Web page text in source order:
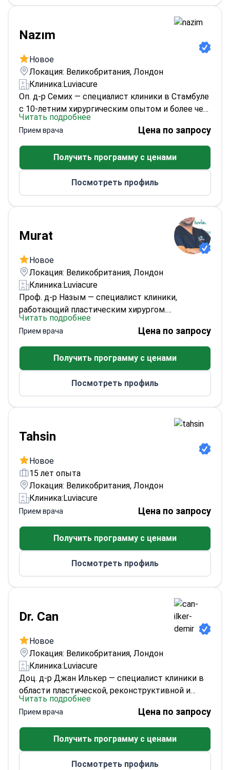
Nazım
Новое
Локация: Великобритания, Лондон
Клиника:Luviacure
Оп. д-р Семих — специалист клиники в Стамбуле
с 10-летним хирургическим опытом и более чем
9000 процедур, указанными в его профиле. Его
образование включает Университет Болу Абант
Иззет Байсал (бакалавр медицины 2005–2011,
докторская степень по общей хирургии 2012–
2017) и специализацию по эстетической и
пластической хирургии (2017–2020). Клиника
также отмечает его членство в турецких
обществах пластической и эстетической
Читать подробнее
Прием врача Цена по запросу
Получить программу с ценами
Посмотреть профиль
Murat
Новое
Локация: Великобритания, Лондон
Клиника:Luviacure
Проф. д-р Назым — специалист клиники,
работающий пластическим хирургом.
Руководство клиники для пациентов по
ринопластике охватывает практические
вопросы планирования, такие как типичная
продолжительность операции (1–3 часа) и
различия в рубцевании при закрытой и
открытой техниках. Если вы планируете
ринопластику, этот профиль является частью
структурированного международного плана
Читать подробнее
Прием врача Цена по запросу
Получить программу с ценами
Посмотреть профиль
Tahsin
Новое
15 лет опыта
Локация: Великобритания, Лондон
Клиника:Luviacure
Прием врача Цена по запросу
Получить программу с ценами
Посмотреть профиль
Dr. Can
Новое
Локация: Великобритания, Лондон
Клиника:Luviacure
Доц. д-р Джан Илькер — специалист клиники в
области пластической, реконструктивной и
эстетической хирургии. Его профессиональная
подготовка включает обучение в
Караденизском техническом университете
(2002–2008 гг.) и на кафедре пластической и
реконструктивной хирургии Университета
Коджаэли (2011–2017 гг.). Для иностранных
Читать подробнее
Прием врача Цена по запросу
Получить программу с ценами
Посмотреть профиль